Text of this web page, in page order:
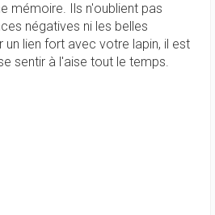
mémoire. Ils n'oublient pas
négatives ni les belles
lien fort avec votre lapin, il est
sentir à l'aise tout le temps.